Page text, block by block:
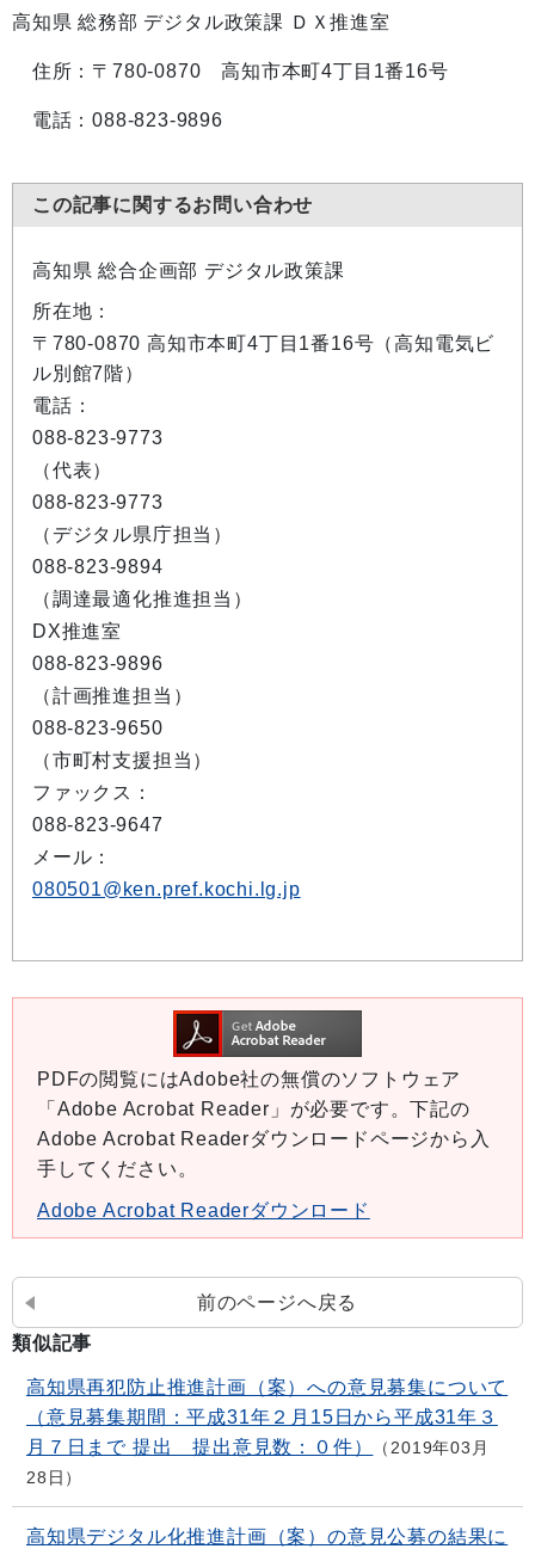
高知県 総務部 デジタル政策課 ＤＸ推進室
住所：〒780-0870 高知市本町4丁目1番16号
電話：088-823-9896
この記事に関するお問い合わせ
高知県 総合企画部 デジタル政策課
所在地：
〒780-0870 高知市本町4丁目1番16号（高知電気ビ
ル別館7階）
電話：
088-823-9773
（代表）
088-823-9773
（デジタル県庁担当）
088-823-9894
（調達最適化推進担当）
DX推進室
088-823-9896
（計画推進担当）
088-823-9650
（市町村支援担当）
ファックス：
088-823-9647
メール：
080501@ken.pref.kochi.lg.jp
PDFの閲覧にはAdobe社の無償のソフトウェア
「Adobe Acrobat Reader」が必要です。下記の
Adobe Acrobat Readerダウンロードページから入
手してください。
Adobe Acrobat Readerダウンロード
前のページへ戻る
類似記事
高知県再犯防止推進計画（案）への意見募集について
（意見募集期間：平成31年２月15日から平成31年３
月７日まで 提出 提出意見数：０件）
2019年03月
28日
高知県デジタル化推進計画（案）の意見公募の結果に